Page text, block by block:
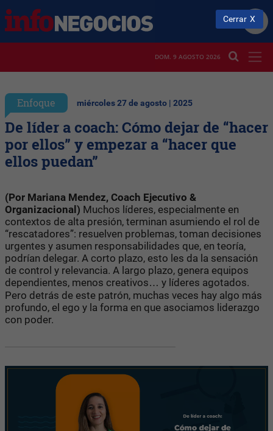
DOM. 9 AGOSTO 2026
Enfoque miércoles 27 de agosto | 2025
De líder a coach: Cómo dejar de “hacer
por ellos” y empezar a “hacer que
ellos puedan”
(Por Mariana Mendez, Coach Ejecutivo &
Organizacional) Muchos líderes, especialmente en
contextos de alta presión, terminan asumiendo el rol de
“rescatadores”: resuelven problemas, toman decisiones
urgentes y asumen responsabilidades que, en teoría,
podrían delegar. A corto plazo, esto les da la sensación
de control y relevancia. A largo plazo, genera equipos
dependientes, menos creativos… y líderes agotados.
Pero detrás de este patrón, muchas veces hay algo más
profundo, el ego y la forma en que asociamos liderazgo
con poder.
Cerrar